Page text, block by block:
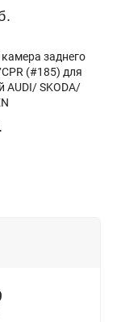
заднего
(#185) для
AUDI/ SKODA/